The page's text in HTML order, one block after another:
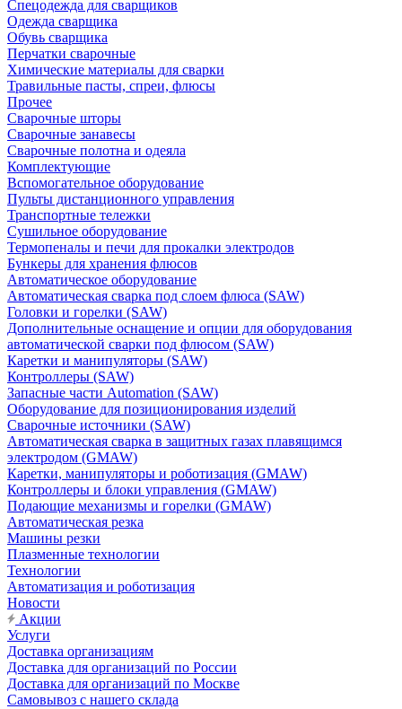
Спецодежда для сварщиков
Одежда сварщика
Обувь сварщика
Перчатки сварочные
Химические материалы для сварки
Травильные пасты, спреи, флюсы
Прочее
Сварочные шторы
Сварочные занавесы
Сварочные полотна и одеяла
Комплектующие
Вспомогательное оборудование
Пульты дистанционного управления
Транспортные тележки
Сушильное оборудование
Термопеналы и печи для прокалки электродов
Бункеры для хранения флюсов
Автоматическое оборудование
Автоматическая сварка под слоем флюса (SAW)
Головки и горелки (SAW)
Дополнительные оснащение и опции для оборудования
автоматической сварки под флюсом (SAW)
Каретки и манипуляторы (SAW)
Контроллеры (SAW)
Запасные части Automation (SAW)
Оборудование для позиционирования изделий
Сварочные источники (SAW)
Автоматическая сварка в защитных газах плавящимся
электродом (GMAW)
Каретки, манипуляторы и роботизация (GMAW)
Контроллеры и блоки управления (GMAW)
Подающие механизмы и горелки (GMAW)
Автоматическая резка
Машины резки
Плазменные технологии
Технологии
Автоматизация и роботизация
Новости
Акции
Услуги
Доставка организациям
Доставка для организаций по России
Доставка для организаций по Москве
Самовывоз с нашего склада